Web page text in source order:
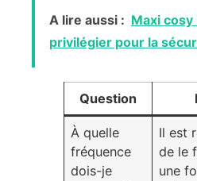
A lire aussi : Maxi
privilégier pour la
Question
À quelle
fréquence
dois-je
Il est
de le
une